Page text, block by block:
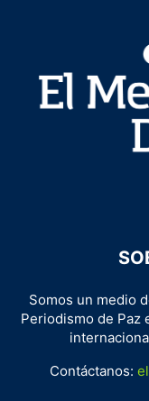
Somos un medio
Periodismo de Paz
Contáctanos: